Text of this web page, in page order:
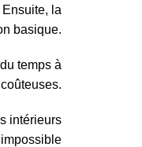
la
basique.
temps à
intérieurs